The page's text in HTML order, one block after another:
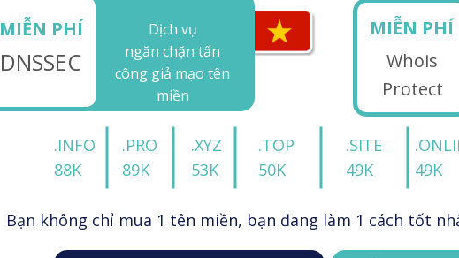
DNSSEC
MIỄN PHÍ
Dịch vụ
ngăn chặn tấn
công giả mạo tên
miền
Whois
Protect
MIỄN PHÍ
Bạn không chỉ mua 1 tên miền, bạn đang làm 1 cách tốt
.INFO
88K
.PRO
89K
.XYZ
53K
.TOP
50K
.SITE
49K
49K